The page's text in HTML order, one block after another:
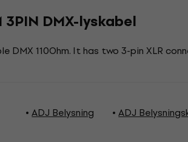
3PIN DMX-lyskabel
DMX 110Ohm. It has two 3-pin XLR
ADJ Belysning ADJ